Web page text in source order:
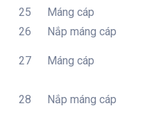
25 Máng cáp
26
Nắp máng cáp
27 Máng cáp
28 Nắp máng cáp